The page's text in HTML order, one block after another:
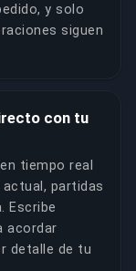
y solo
siguen
con tu
tiempo real
partidas
Escribe
acordar
detalle de tu